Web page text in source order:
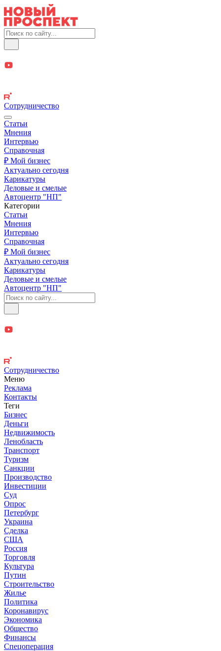
Сотрудничество
Статьи
Мнения
Интервью
Справочная
₽ Мой бизнес
Актуально сегодня
Карикатуры
Деловые и смелые
Автоцентр "НП"
Категории
Статьи
Мнения
Интервью
Справочная
₽ Мой бизнес
Актуально сегодня
Карикатуры
Деловые и смелые
Автоцентр "НП"
Сотрудничество
Меню
Реклама
Контакты
Теги
Бизнес
Деньги
Недвижимость
Ленобласть
Транспорт
Туризм
Санкции
Производство
Инвестиции
Суд
Опрос
Петербург
Украина
Сделка
США
Россия
Торговля
Культура
Путин
Строительство
Жилье
Политика
Коронавирус
Экономика
Общество
Финансы
Спецоперация